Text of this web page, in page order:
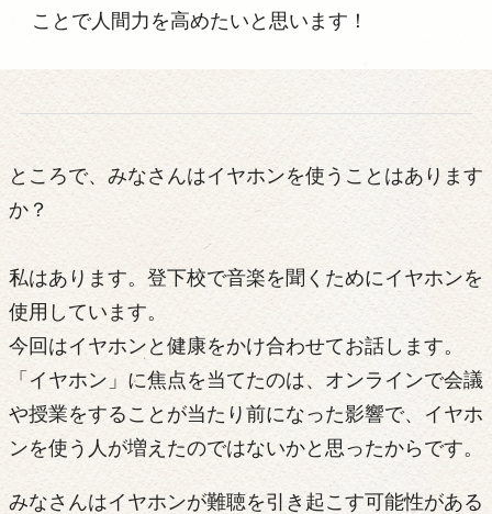
ことで人間力を高めたいと思います！
ところで、みなさんはイヤホンを使うことはあります
か？
私はあります。登下校で音楽を聞くためにイヤホンを
使用しています。
今回はイヤホンと健康をかけ合わせてお話します。
「イヤホン」に焦点を当てたのは、オンラインで会議
や授業をすることが当たり前になった影響で、イヤホ
ンを使う人が増えたのではないかと思ったからです。
みなさんはイヤホンが難聴を引き起こす可能性がある